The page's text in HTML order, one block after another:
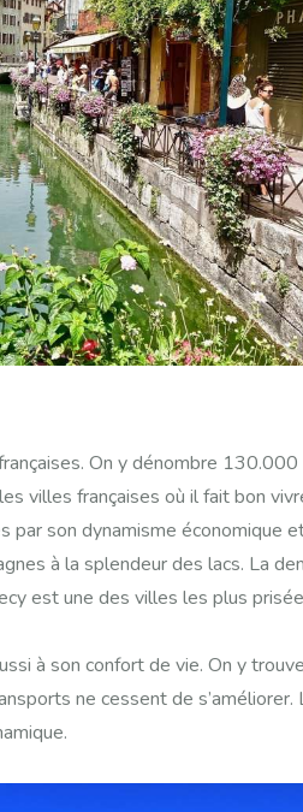
On y dénombre 130.000
villes françaises où il fait bon
par son dynamisme économique
à la splendeur des lacs. La
est une des villes les plus
à son confort de vie. On y
ne cessent de s’améliorer.